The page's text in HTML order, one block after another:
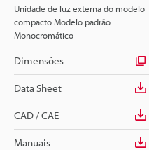
Unidade de luz externa do modelo
compacto Modelo padrão
Monocromático
Dimensões
Data Sheet
CAD / CAE
Manuais